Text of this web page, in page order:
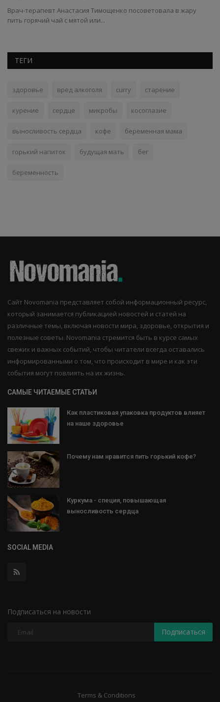
Врач-терапевт Анастасия Тимощенко посоветовала в жару
пить горячий чай с мятой или...
ТЕГИ
здоровье вред алкоголя curry старение
курение сердце микробы косоглазие
выносливость сердца кофе беременная мама
горький напиток будущая мать бег
беременность
Сайт Novomania представляет собой информационный ресурс,
который занимается публикацией новостей и статей на
различные темы, включая новости мира, здоровье, открытия и
полезные советы. Novomania стремится быть в курсе самых
свежих и важных событий, чтобы читатели всегда оставались
информированными о том, что происходит в мире и как эти
события могут повлиять на их жизнь.
САМЫЕ ЧИТАЕМЫЕ СТАТЬИ
Как пластиковая упаковка продуктов влияет
на наше здоровье
Почему нам нравится пить горький кофе?
Куркума - специя, повышающая
выносливость сердца
SOCIAL MEDIA
Подписаться на новости
Подписаться
Terms & Conditions